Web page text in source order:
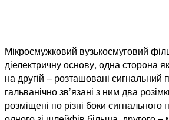
Мікросмужковий вузькосмуговий
діелектричну основу, одна сторона
на другій – розташовані сигнальний
гальванічно зв’язані з ним два
розміщені по різні боки